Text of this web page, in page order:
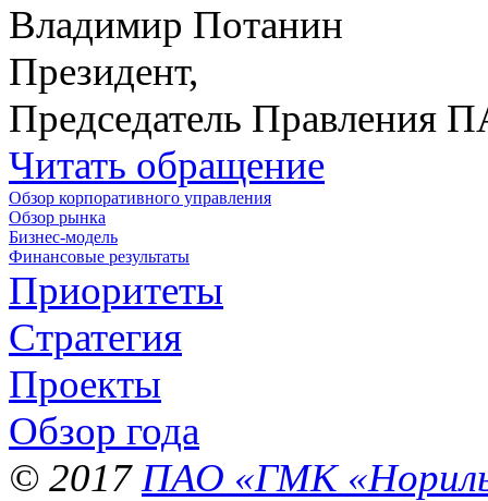
Владимир Потанин
Президент,
Председатель Правления
Читать обращение
Обзор корпоративного управления
Обзор рынка
Бизнес-модель
Финансовые результаты
Приоритеты
Стратегия
Проекты
Обзор года
© 2017 ПАО «ГМК